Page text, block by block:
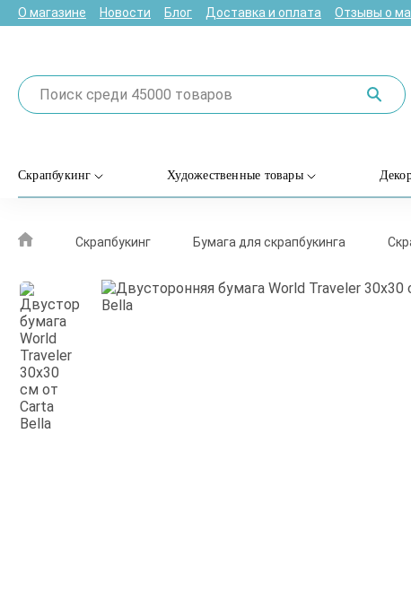
О магазине Новости Блог Доставка и оплата Отзывы о
Скрапбукинг Художественные товары
Скрапбукинг Бумага для скрапбукинга